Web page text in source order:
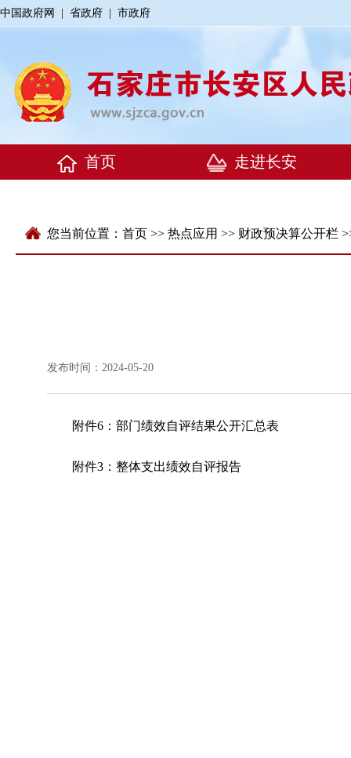
中国政府网 省政府 市政府
您当前位置： 首页 >> 热点应用 >> 财政预决算公开栏
发布时间：2024-05-20
附件6：部门绩效自评结果公开汇总表
附件3：整体支出绩效自评报告